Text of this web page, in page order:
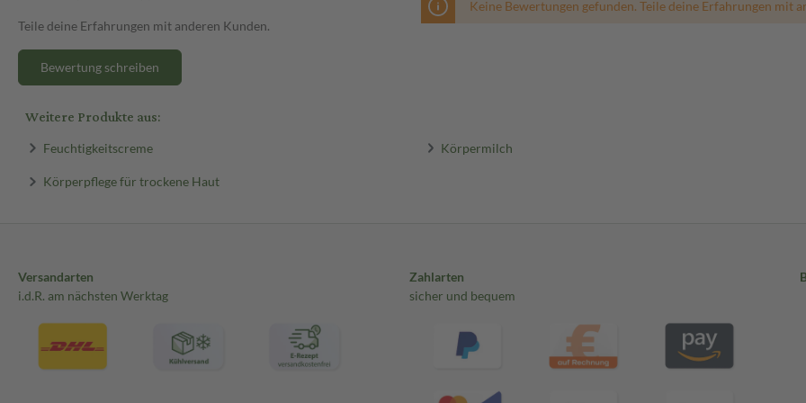
Teile deine Erfahrungen mit anderen Kunden.
Bewertung schreiben
Keine Bewertungen gefunden. Teile deine Erfahrungen mit
Weitere Produkte aus:
Feuchtigkeitscreme Körpermilch
Körperpflege für trockene Haut
Versandarten
i.d.R. am nächsten Werktag
Zahlarten
sicher und bequem